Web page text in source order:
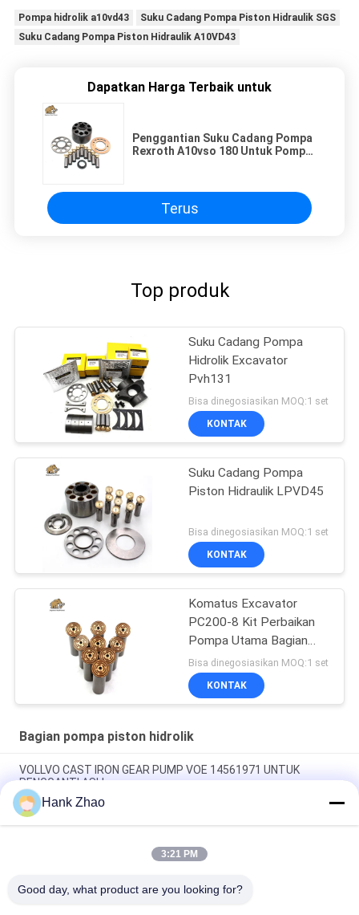
Pompa hidrolik a10vd43
Suku Cadang Pompa Piston Hidraulik SGS
Suku Cadang Pompa Piston Hidraulik A10VD43
Dapatkan Harga Terbaik untuk
Penggantian Suku Cadang Pompa
Rexroth A10vso 180 Untuk Pompa
Terus
Top produk
Suku Cadang Pompa
Hidrolik Excavator
Pvh131
Bisa dinegosiasikan MOQ:1 set
KONTAK
Suku Cadang Pompa
Piston Hidraulik LPVD45
Bisa dinegosiasikan MOQ:1 set
KONTAK
Komatus Excavator
PC200-8 Kit Perbaikan
Pompa Utama Bagian
Pompa Hidraulik Pompa
Piston Layanan
Perbaikan Pemeliharaan
Bisa dinegosiasikan MOQ:1 set
KONTAK
Bagian pompa piston hidrolik
VOLLVO CAST IRON GEAR PUMP VOE 14561971 UNTUK
PENGGANTI ASLI
VOLLVO CAST IRON GEAR PUMP VOE 14537295 UNTUK
PENGGANTI ASLI
VOLLVO CAST IRON GEAR PUMP VOE 14782798 UNTUK
Hank Zhao
3:21 PM
Good day, what product are you looking for?